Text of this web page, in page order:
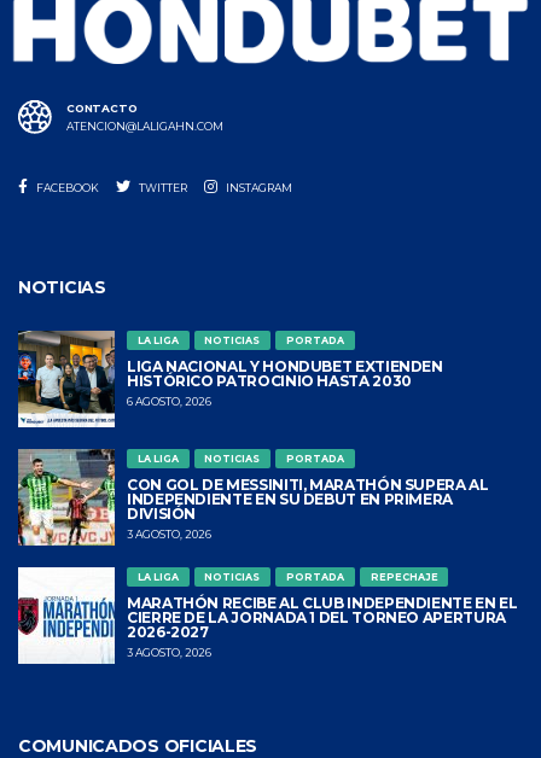
CONTACTO
ATENCION@LALIGAHN.COM
FACEBOOK TWITTER INSTAGRAM
NOTICIAS
LA LIGA NOTICIAS PORTADA
LIGA NACIONAL Y HONDUBET EXTIENDEN
HISTÓRICO PATROCINIO HASTA 2030
6 AGOSTO, 2026
LA LIGA NOTICIAS PORTADA
CON GOL DE MESSINITI, MARATHÓN SUPERA AL
INDEPENDIENTE EN SU DEBUT EN PRIMERA
DIVISIÓN
3 AGOSTO, 2026
LA LIGA NOTICIAS PORTADA REPECHAJE
MARATHÓN RECIBE AL CLUB INDEPENDIENTE EN EL
CIERRE DE LA JORNADA 1 DEL TORNEO APERTURA
2026-2027
3 AGOSTO, 2026
COMUNICADOS OFICIALES